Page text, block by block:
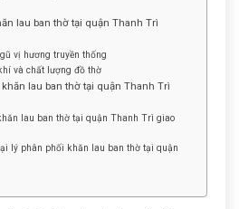
lau ban thờ tại quận Thanh Trì
vị hương truyền thống
và chất lượng đồ thờ
lau ban thờ tại quận Thanh Trì
lau ban thờ tại quận Thanh Trì giao
lý phân phối khăn lau ban thờ tại quận